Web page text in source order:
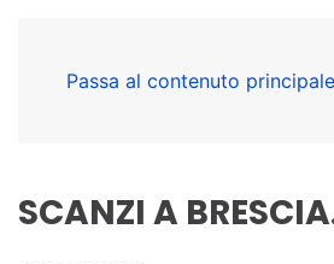
Passa al contenuto principale
SCANZI A